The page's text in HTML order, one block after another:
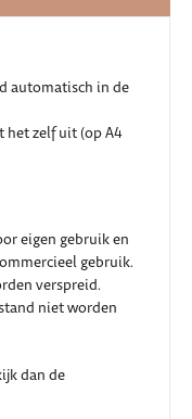
automatisch in de
het zelf uit (op A4
eigen gebruik en
gebruik.
verspreid.
niet worden
dan de